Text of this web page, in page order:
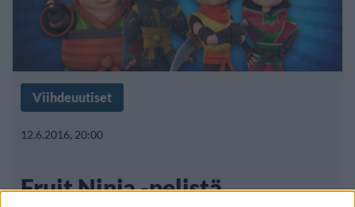
Viihdeuutiset
12.6.2016, 20:00
Fruit Ninja -pelistä